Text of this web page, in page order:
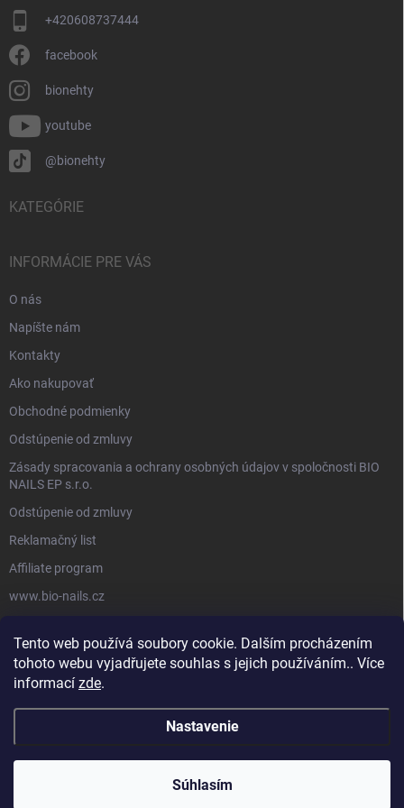
Tento web používá soubory cookie. Dalším procházením
tohoto webu vyjadřujete souhlas s jejich používáním.. Více
informací zde.
Nastavenie
Súhlasím
+420608737444
facebook
bionehty
youtube
@bionehty
KATEGÓRIE
INFORMÁCIE PRE VÁS
O nás
Napíšte nám
Kontakty
Ako nakupovať
Obchodné podmienky
Odstúpenie od zmluvy
Zásady spracovania a ochrany osobných údajov v spoločnosti BIO
NAILS EP s.r.o.
Odstúpenie od zmluvy
Reklamačný list
Affiliate program
www.bio-nails.cz
FACEBOOK
BIO NAILS . Všetky práva vyhradené.